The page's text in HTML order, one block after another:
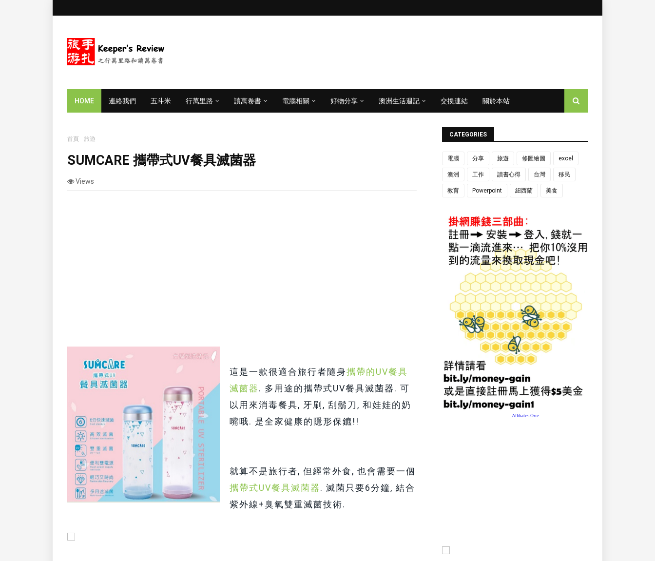
HOME 連絡我們 五斗米 行萬里路 讀萬卷書 電腦相關 好物分享 澳洲生活週記 交換連結 關於本站
首頁 旅遊
SUMCARE 攜帶式UV餐具滅菌器
Views
這是一款很適合旅行者隨身攜帶的UV餐具
滅菌器. 多用途的攜帶式UV餐具滅菌器. 可
以用來消毒餐具, 牙刷, 刮鬍刀, 和娃娃的奶
嘴哦. 是全家健康的隱形保鑣!!
就算不是旅行者, 但經常外食, 也會需要一個
攜帶式UV餐具滅菌器. 滅菌只要6分鐘, 結合
紫外線+臭氧雙重滅菌技術.
CATEGORIES
電腦 分享 旅遊 修圖繪圖 excel
澳洲 工作 讀書心得 台灣 移民
教育 Powerpoint 紐西蘭 美食